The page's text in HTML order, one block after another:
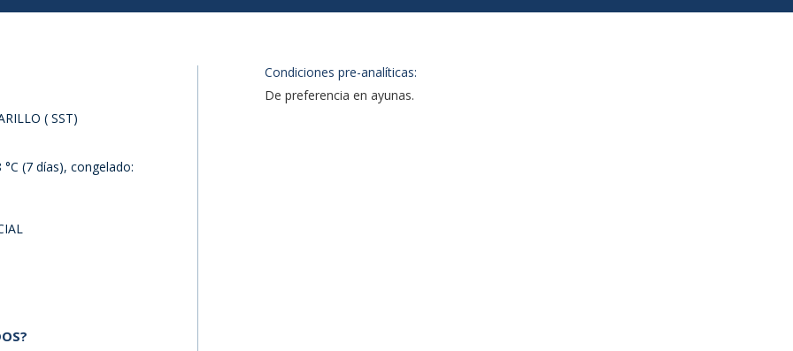
( SST)
(7 días), congelado:
Condiciones pre-analíticas:
De preferencia en ayunas.